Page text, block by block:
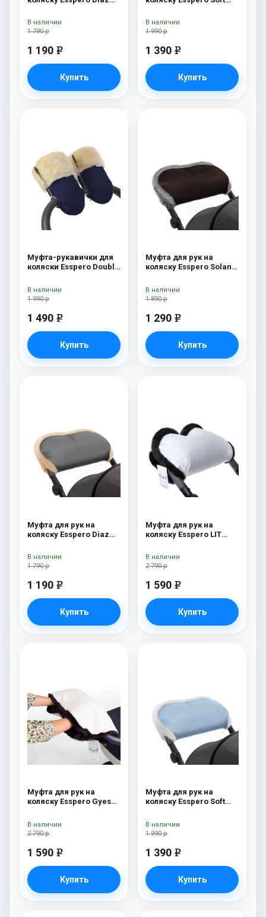
Beige
1 790 р
1 190 e
Купить
В наличии
1 990 р
1 390 e
Купить
В наличии
Муфта-рукавички для
коляски Esspero Double
Navy
1 990 р
1 490 e
Купить
В наличии
Муфта для рук на
коляску Esspero Solana
Brown
1 890 р
1 290 e
Купить
В наличии
Муфта для рук на
коляску Esspero Diaz
Grey
1 790 р
1 190 e
Купить
В наличии
Муфта для рук на
коляску Esspero LIT
white/black
2 790 р
1 590 e
Купить
В наличии
Муфта для рук на
коляску Esspero Gуеs
2 790 р
1 590 e
Купить
В наличии
Муфта для рук на
коляску Esspero Soft
1 990 р
1 390 e
Купить
В наличии